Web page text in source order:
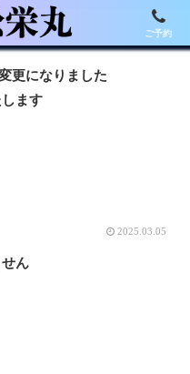
更になりました
ます
2025.03.05
ん
ご予約